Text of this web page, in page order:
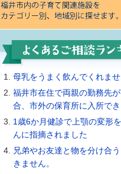
母乳をうまく飲んでくれま
福井市在住で両親の勤務先
合、市外の保育所に入所で
1歳6か月健診で上顎の変形
んに指摘されました
兄弟やお友達と物を分け合
きません。